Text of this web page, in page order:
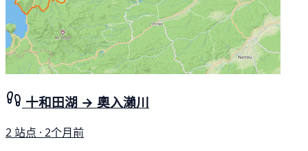
十和田湖 → 奧入瀨川
2 站点 · 2个月前